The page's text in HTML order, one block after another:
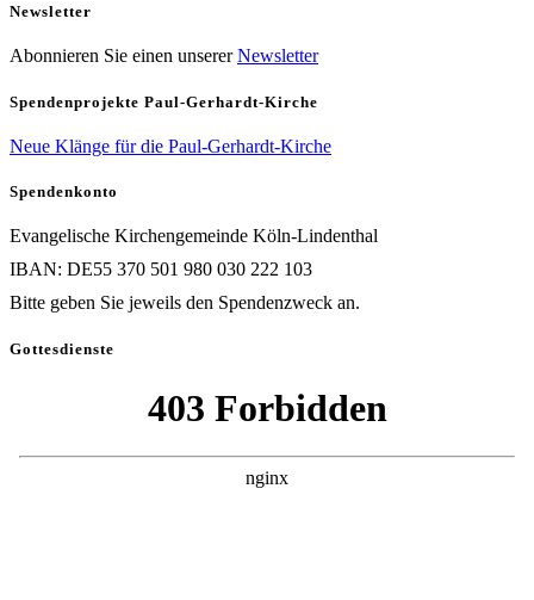
Newsletter
Abonnieren Sie einen unsererNewsletter
Spendenprojekte Paul-Gerhardt-Kirche
Neue Klänge für die Paul-Gerhardt-Kirche
Spendenkonto
Evangelische Kirchengemeinde Köln-Lindenthal
IBAN: DE55 370 501 980 030 222 103
Bitte geben Sie jeweils den Spendenzweck an.
Gottesdienste